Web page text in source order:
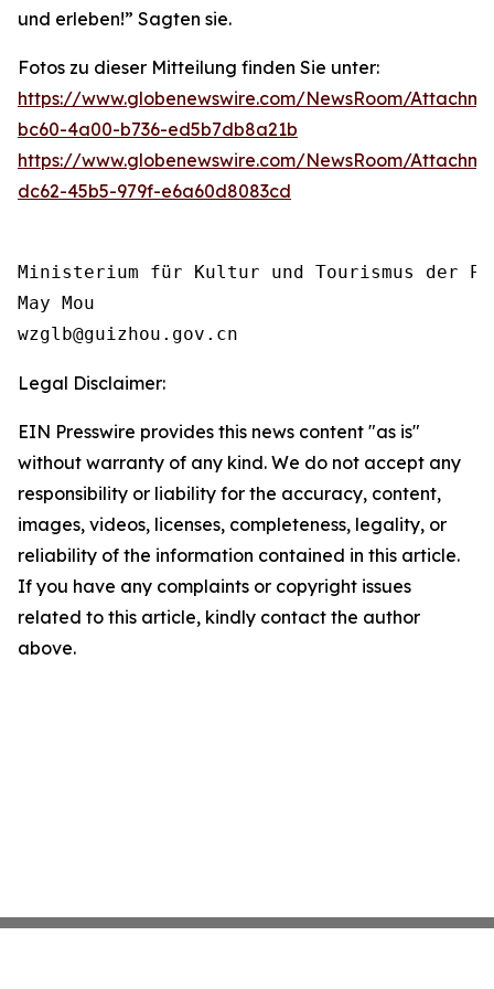
und erleben!” Sagten sie.
Fotos zu dieser Mitteilung finden Sie unter:
https://www.globenewswire.com/NewsRoom/
bc60-4a00-b736-ed5b7db8a21b
https://www.globenewswire.com/NewsRoom/
dc62-45b5-979f-e6a60d8083cd
Ministerium für Kultur und Tourismus der
May Mou
wzglb@guizhou.gov.cn
Legal Disclaimer:
EIN Presswire provides this news content "as is"
without warranty of any kind. We do not accept any
responsibility or liability for the accuracy, content,
images, videos, licenses, completeness, legality, or
reliability of the information contained in this article.
If you have any complaints or copyright issues
related to this article, kindly contact the author
above.